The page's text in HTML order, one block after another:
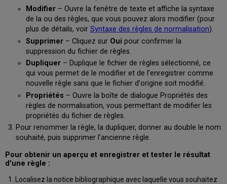
Modifier– Ouvre la fenêtre de texte et affiche la syntaxe
de la ou des règles, que vous pouvez alors modifier (pour
plus de détails, voir Syntaxe des règles de normalisation).
Supprimer– Cliquez sur Oui pour confirmer la
suppression du fichier de règles.
Dupliquer– Duplique le fichier de règles sélectionné, ce
qui vous permet de le modifier et de l'enregistrer comme
nouvelle règle sans que le fichier d'origine soit modifié.
Propriétés – Ouvre la boîte de dialogue Propriétés des
règles de normalisation, vous permettant de modifier les
propriétés du fichier de règles.
Pour renommer la règle, la dupliquer, donner au double le nom
souhaité, puis supprimer l'ancienne règle.
Pour obtenir un aperçu et enregistrer et tester le résultat
d'une règle :
Localisez la notice bibliographique avec laquelle vous souhaitez